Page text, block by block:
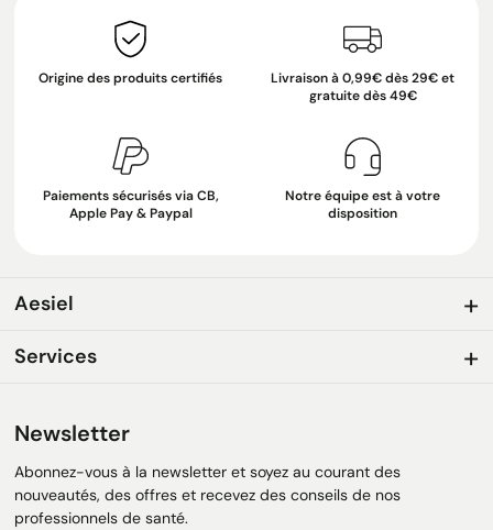
Origine des produits certifiés
Livraison à 0,99€ dès 29€ et
gratuite dès 49€
Paiements sécurisés via CB,
Apple Pay & Paypal
Notre équipe est à votre
disposition
Aesiel
Services
Newsletter
Abonnez-vous à la newsletter et soyez au courant des
nouveautés, des offres et recevez des conseils de nos
professionnels de santé.